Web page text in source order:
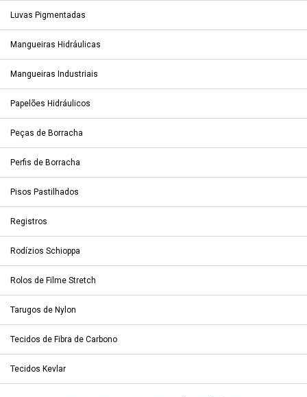
Luvas Pigmentadas
Mangueiras Hidráulicas
Mangueiras Industriais
Papelões Hidráulicos
Peças de Borracha
Perfis de Borracha
Pisos Pastilhados
Registros
Rodízios Schioppa
Rolos de Filme Stretch
Tarugos de Nylon
Tecidos de Fibra de Carbono
Tecidos Kevlar